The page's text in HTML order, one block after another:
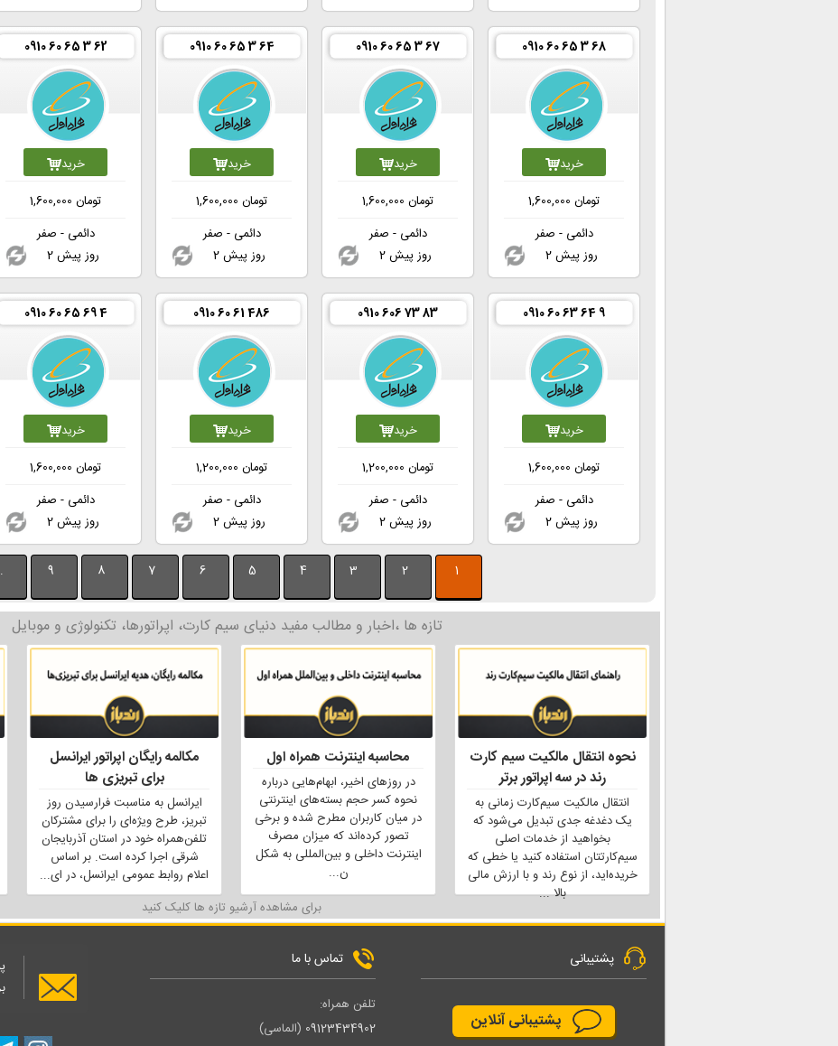
0910 60 65 3 68
خرید
1,600,000 تومان
دائمی - صفر
2 روز پیش
0910 60 65 3 67
خرید
1,600,000 تومان
دائمی - صفر
2 روز پیش
0910 60 65 3 64
خرید
1,600,000 تومان
دائمی - صفر
2 روز پیش
0910 60 65 3 62
خرید
1,600,000 تومان
دائمی - صفر
2 روز پیش
0910 60 63 64 9
خرید
1,600,000 تومان
دائمی - صفر
2 روز پیش
0910 606 73 83
خرید
1,200,000 تومان
دائمی - صفر
2 روز پیش
0910 60 61 486
خرید
1,200,000 تومان
دائمی - صفر
2 روز پیش
0910 60 65 69 4
خرید
1,600,000 تومان
دائمی - صفر
2 روز پیش
1
2
3
4
5
6
7
8
9
تازه ها ،اخبار و مطالب مفید دنیای سیم کارت، اپراتورها، تکنولوژی و موبایل
نحوه انتقال مالکیت سیم کارت
رند در سه اپراتور برتر
انتقال مالکیت سیم‌کارت زمانی به
یک دغدغه جدی تبدیل می‌شود که
بخواهید از خدمات اصلی
سیم‌کارتتان استفاده کنید یا خطی که
خریده‌اید، از نوع رند و با ارزش مالی
بالا...
محاسبه اینترنت همراه اول
در روزهای اخیر، ابهام‌هایی درباره
نحوه کسر حجم بسته‌های اینترنتی
در میان کاربران مطرح شده و برخی
تصور کرده‌اند که میزان مصرف
اینترنت داخلی و بین‌المللی به شکل
ن...
مکالمه رایگان اپراتور ایرانسل
برای تبریزی ها
ایرانسل به مناسبت فرارسیدن روز
تبریز، طرح ویژه‌ای را برای مشترکان
تلفن‌همراه خود در استان آذربایجان
شرقی اجرا کرده است. بر اساس
اعلام روابط عمومی ایرانسل، در ای...
برای مشاهده آرشیو تازه ها کلیک کنید
پشتیبانی
پشتیبانی آنلاین
تماس با ما
تلفن همراه:
09123434902 (الماسی)